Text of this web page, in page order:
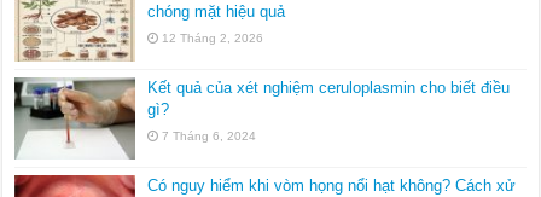
chóng mặt hiệu quả
12 Tháng 2, 2026
Kết quả của xét nghiệm ceruloplasmin cho biết điều
gì?
7 Tháng 6, 2024
Có nguy hiểm khi vòm họng nổi hạt không? Cách xử